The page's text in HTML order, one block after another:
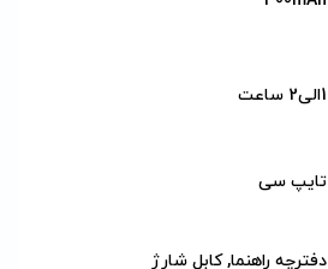
1الی2 ساعت
تایپ سی
دفترچه راهنما, کابل شارژ